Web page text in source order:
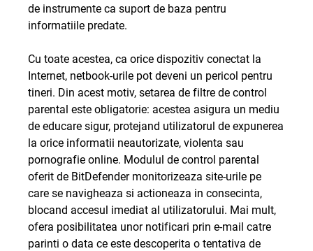
de instrumente ca suport de baza pentru
informatiile predate.
Cu toate acestea, ca orice dispozitiv conectat la
Internet, netbook-urile pot deveni un pericol pentru
tineri. Din acest motiv, setarea de filtre de control
parental este obligatorie: acestea asigura un mediu
de educare sigur, protejand utilizatorul de expunerea
la orice informatii neautorizate, violenta sau
pornografie online. Modulul de control parental
oferit de BitDefender monitorizeaza site-urile pe
care se navigheaza si actioneaza in consecinta,
blocand accesul imediat al utilizatorului. Mai mult,
ofera posibilitatea unor notificari prin e-mail catre
parinti o data ce este descoperita o tentativa de